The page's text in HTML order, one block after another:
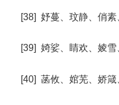
[38] 妤蔓、玟静、俏
[39] 婍娑、睛欢、婈
[40] 菡攸、婠芜、娇